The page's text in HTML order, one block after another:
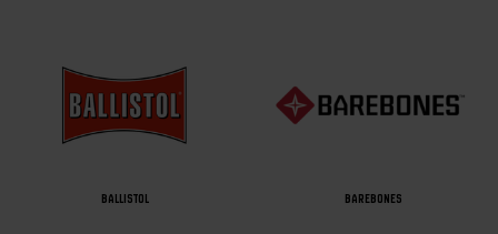
BALLISTOL BAREBONES